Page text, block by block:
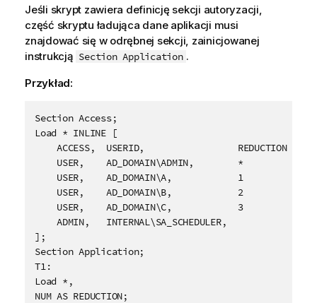
Jeśli skrypt zawiera definicję sekcji autoryzacji,
część skryptu ładująca dane aplikacji musi
znajdować się w odrębnej sekcji, zainicjowanej
instrukcją Section Application .
Przykład:
Load * INLINE [
    ACCESS,  USERID,                 REDUCTION
    USER,    AD_DOMAIN\ADMIN,        *
    USER,    AD_DOMAIN\A,            1
    USER,    AD_DOMAIN\B,            2
    USER,    AD_DOMAIN\C,            3
    ADMIN,   INTERNAL\SA_SCHEDULER,
];
Section Application;
T1:
Load *,
NUM AS REDUCTION;